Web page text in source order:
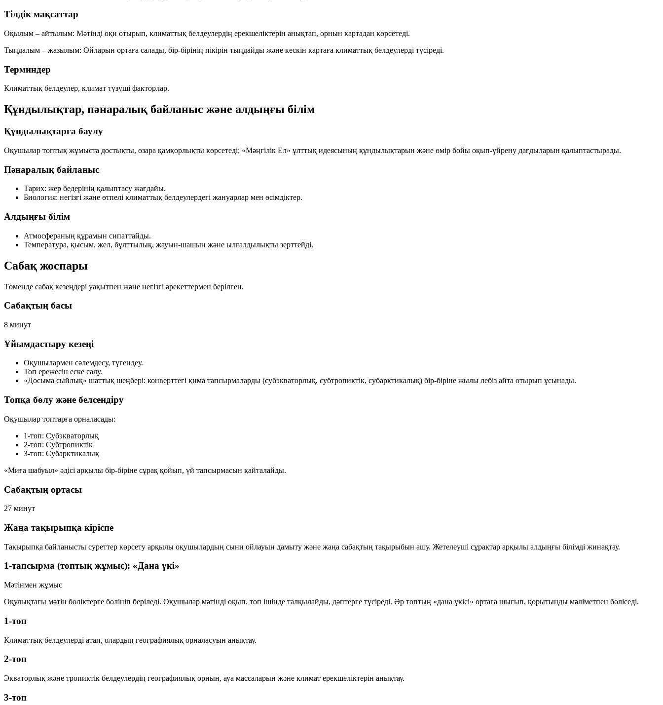
Тілдік мақсаттар
Оқылым – айтылым: Мәтінді оқи отырып, климаттық белдеулердің ерекшеліктерін анықтап, орнын картадан көрсетеді.
Тыңдалым – жазылым: Ойларын ортаға салады, бір-бірінің пікірін тыңдайды және кескін картаға климаттық белдеулерді түсіреді.
Терминдер
Климаттық белдеулер, климат түзуші факторлар.
Құндылықтар, пәнаралық байланыс және алдыңғы білім
Құндылықтарға баулу
Оқушылар топтық жұмыста достықты, өзара қамқорлықты көрсетеді; «Мәңгілік Ел» ұлттық идеясының құндылықтарын және өмір бойы оқып-үйрену дағдыларын қалыптастырады.
Пәнаралық байланыс
Тарих: жер бедерінің қалыптасу жағдайы.
Биология: негізгі және өтпелі климаттық белдеулердегі жануарлар мен өсімдіктер.
Алдыңғы білім
Атмосфераның құрамын сипаттайды.
Температура, қысым, жел, бұлттылық, жауын-шашын және ылғалдылықты зерттейді.
Сабақ жоспары
Төменде сабақ кезеңдері уақытпен және негізгі әрекеттермен берілген.
Сабақтың басы
8 минут
Ұйымдастыру кезеңі
Оқушылармен сәлемдесу, түгендеу.
Топ ережесін еске салу.
«Досыма сыйлық» шаттық шеңбері: конверттегі қима тапсырмаларды (субэкваторлық, субтропиктік, субарктикалық) бір-біріне жылы лебіз айта отырып ұсынады.
Топқа бөлу және белсендіру
Оқушылар топтарға орналасады:
1-топ: Субэкваторлық
2-топ: Субтропиктік
3-топ: Субарктикалық
«Миға шабуыл» әдісі арқылы бір-біріне сұрақ қойып, үй тапсырмасын қайталайды.
Сабақтың ортасы
27 минут
Жаңа тақырыпқа кіріспе
Тақырыпқа байланысты суреттер көрсету арқылы оқушылардың сыни ойлауын дамыту және жаңа сабақтың тақырыбын ашу. Жетелеуші сұрақтар арқылы алдыңғы білімді жинақтау.
1-тапсырма (топтық жұмыс): «Дана үкі»
Мәтінмен жұмыс
Оқулықтағы мәтін бөліктерге бөлініп беріледі. Оқушылар мәтінді оқып, топ ішінде талқылайды, дәптерге түсіреді. Әр топтың «дана үкісі» ортаға шығып, қорытынды мәліметпен бөліседі.
1-топ
Климаттық белдеулерді атап, олардың географиялық орналасуын анықтау.
2-топ
Экваторлық және тропиктік белдеулердің географиялық орнын, ауа массаларын және климат ерекшеліктерін анықтау.
3-топ